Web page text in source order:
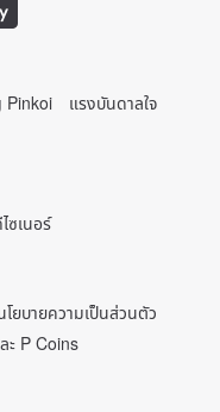
Pinkoi
แรงบันดาลใจ
ซเนอร์
โยบายความเป็นส่วนตัว
ะ P Coins